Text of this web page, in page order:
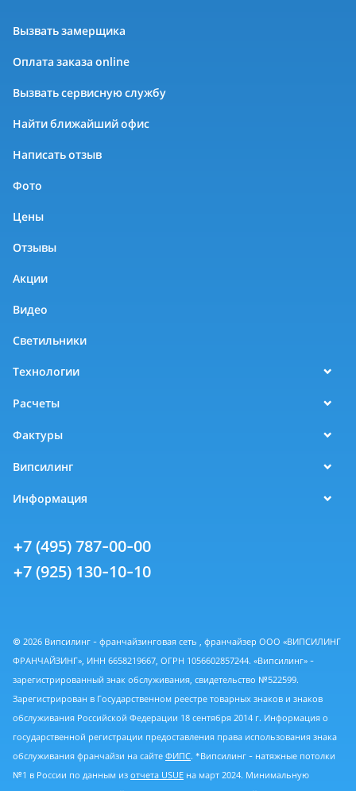
Вызвать замерщика
Оплата заказа online
Вызвать сервисную службу
Найти ближайший офис
Написать отзыв
Фото
Цены
Отзывы
Акции
Видео
Светильники
Технологии
Расчеты
Фактуры
Випсилинг
Информация
+7 (495) 787-00-00
+7 (925) 130-10-10
© 2026 Випсилинг - франчайзинговая сеть , франчайзер ООО «ВИПСИЛИНГ
ФРАНЧАЙЗИНГ», ИНН 6658219667, ОГРН 1056602857244. «Випсилинг» -
зарегистрированный знак обслуживания, свидетельство №522599.
Зарегистрирован в Государственном реестре товарных знаков и знаков
обслуживания Российской Федерации 18 сентября 2014 г. Информация о
государственной регистрации предоставления права использования знака
обслуживания франчайзи на сайте ФИПС. *Випсилинг - натяжные потолки
№1 в России по данным из отчета USUE на март 2024. Минимальную